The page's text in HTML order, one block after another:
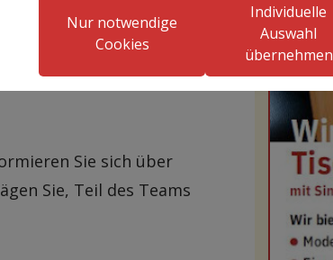
Sie sich über
Sie, Teil des Teams
Nur notwendige
Cookies
Individuelle
Auswahl
übernehmen